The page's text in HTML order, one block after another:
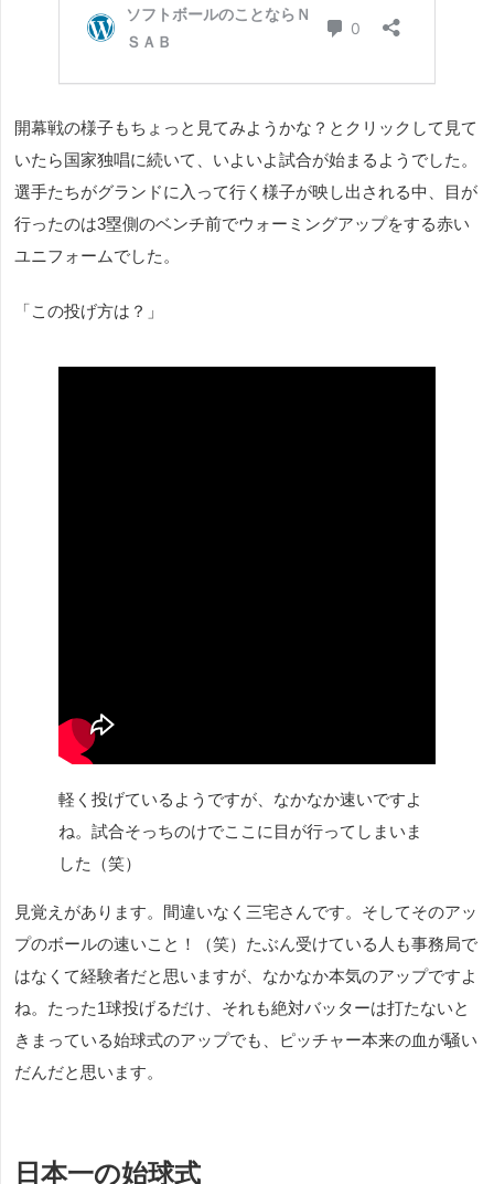
開幕戦の様子もちょっと見てみようかな？とクリックして見て
いたら国家独唱に続いて、いよいよ試合が始まるようでした。
選手たちがグランドに入って行く様子が映し出される中、目が
行ったのは3塁側のベンチ前でウォーミングアップをする赤い
ユニフォームでした。
「この投げ方は？」
軽く投げているようですが、なかなか速いですよ
ね。試合そっちのけでここに目が行ってしまいま
した（笑）
見覚えがあります。間違いなく三宅さんです。そしてそのアッ
プのボールの速いこと！（笑）たぶん受けている人も事務局で
はなくて経験者だと思いますが、なかなか本気のアップですよ
ね。たった1球投げるだけ、それも絶対バッターは打たないと
きまっている始球式のアップでも、ピッチャー本来の血が騒い
だんだと思います。
日本一の始球式